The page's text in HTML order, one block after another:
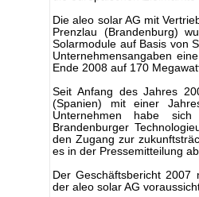
Die aleo solar AG mit
Prenzlau (Brandenburg)
Solarmodule auf Basis von
Unternehmensangaben
Ende 2008 auf 170
Seit Anfang des Jahres
(Spanien) mit einer
Unternehmen habe
Brandenburger
den Zugang zur
es in der Pressemitteilung
Der Geschäftsbericht
der aleo solar AG